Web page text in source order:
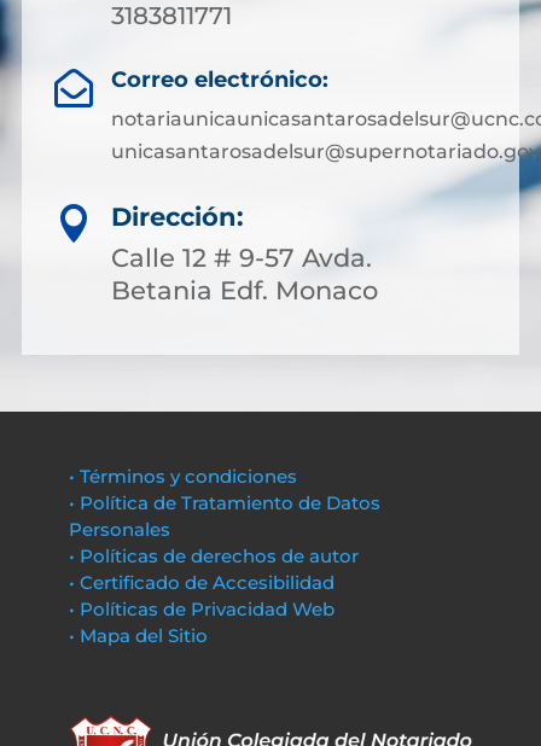
3183811771
 Correo electrónico:

Dirección:
Calle 12 # 9-57 Avda.
Betania Edf. Monaco
• Términos y condiciones
• Política de Tratamiento de Datos
Personales
• Políticas de derechos de autor
• Certificado de Accesibilidad
• Políticas de Privacidad Web
• Mapa del Sitio